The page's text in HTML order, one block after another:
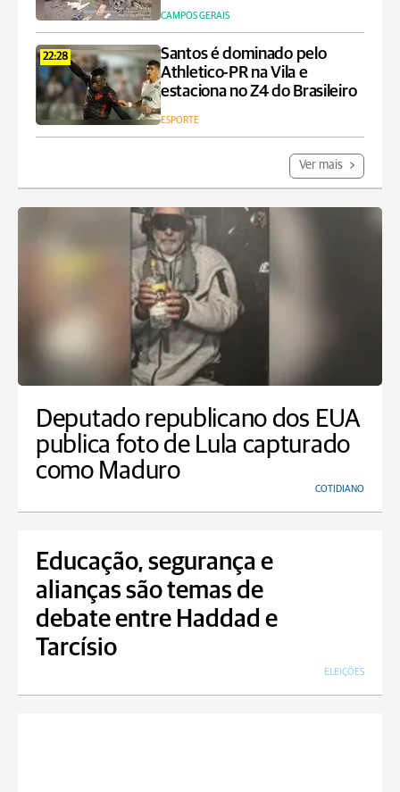
CAMPOS GERAIS
22:28
Santos é dominado pelo
Athletico-PR na Vila e
estaciona no Z4 do Brasileiro
ESPORTE
Ver mais
Deputado republicano dos EUA
publica foto de Lula capturado
como Maduro
COTIDIANO
Educação, segurança e
alianças são temas de
debate entre Haddad e
Tarcísio
ELEIÇÕES